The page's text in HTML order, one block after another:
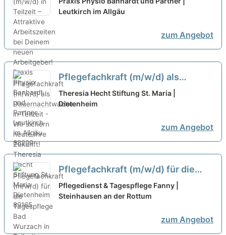
bei Deinem neuen Arbeitgeber!
Leutkirch im Allgäu
zum Angebot
Pflegefachkraft (m/w/d) als
Dauernachtwache in Teilzeit - Wir
sichern heute Ihre Zukunft!
Theresia Hecht Stiftung St. Maria |
Dietenheim
zum Angebot
Pflegefachkraft (m/w/d) für die
Tagespflege Bad Wurzach in
Teilzeit (40%) – Wir haben den
Pflegedienst & Tagespflege Fanny |
Steinhausen an der Rottum
zum Angebot